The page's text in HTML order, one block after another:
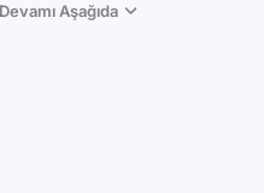
Aşağıda